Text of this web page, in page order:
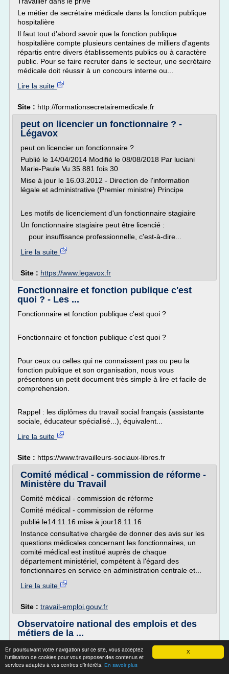
X
En poursuivant votre navigation sur ce site, vous acceptez
l'utilisation de cookies pour vous proposer des contenus et
services adaptés à vos centres d'intérêts. En savoir plus
Le métier de secrétaire médicale dans la fonction publique
hospitalière
Il faut tout d'abord savoir que la fonction publique
hospitalière compte plusieurs centaines de milliers d'agents
répartis entre divers établissements publics ou à caractère
public. Pour se faire recruter dans le secteur, une secrétaire
médicale doit réussir à un concours interne ou...
Lire la suite
Site : http://formationsecretairemedicale.fr
peut on licencier un fonctionnaire ? -
Légavox
peut on licencier un fonctionnaire ?
Publié le 14/04/2014 Modifié le 08/08/2018 Par luciani
Marie-Paule Vu 35 881 fois 30
Mise à jour le 16.03.2012 - Direction de l'information
légale et administrative (Premier ministre) Principe
Les motifs de licenciement d'un fonctionnaire stagiaire
Un fonctionnaire stagiaire peut être licencié :
pour insuffisance professionnelle, c'est-à-dire...
Lire la suite
Site : https://www.legavox.fr
Fonctionnaire et fonction publique c'est
quoi ? - Les ...
Fonctionnaire et fonction publique c'est quoi ?
Fonctionnaire et fonction publique c'est quoi ?
Pour ceux ou celles qui ne connaissent pas ou peu la
fonction publique et son organisation, nous vous
présentons un petit document très simple à lire et facile de
comprehension.
Rappel : les diplômes du travail social français (assistante
sociale, éducateur spécialisé...), équivalent...
Lire la suite
Site : https://www.travailleurs-sociaux-libres.fr
Comité médical - commission de réforme -
Ministère du Travail
Comité médical - commission de réforme
Comité médical - commission de réforme
publié le14.11.16 mise à jour18.11.16
Instance consultative chargée de donner des avis sur les
questions médicales concernant les fonctionnaires, un
comité médical est institué auprès de chaque
département ministériel, compétent à l'égard des
fonctionnaires en service en administration centrale et...
Lire la suite
Site : travail-emploi.gouv.fr
Observatoire national des emplois et des
métiers de la ...
L'observatoire national des emplois et des métiers de la
Fonction publique hospitalière (ONEMFPH) prend place aux
côtés d'un certain nombre d'autres instances dont les